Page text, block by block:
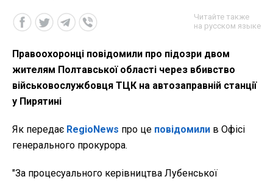
Читайте также
на русском языке
Правоохоронці повідомили про підозри двом
жителям Полтавської області через вбивство
військовослужбовця ТЦК на автозаправній станції
у Пирятині
Як передає RegioNews про це повідомили в Офісі
генерального прокурора.
"За процесуального керівництва Лубенської